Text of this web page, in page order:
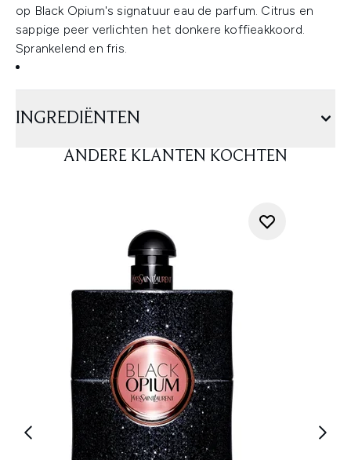
op Black Opium's signatuur eau de parfum. Citrus en
sappige peer verlichten het donkere koffieakkoord.
Sprankelend en fris.
INGREDIËNTEN
ANDERE KLANTEN KOCHTEN